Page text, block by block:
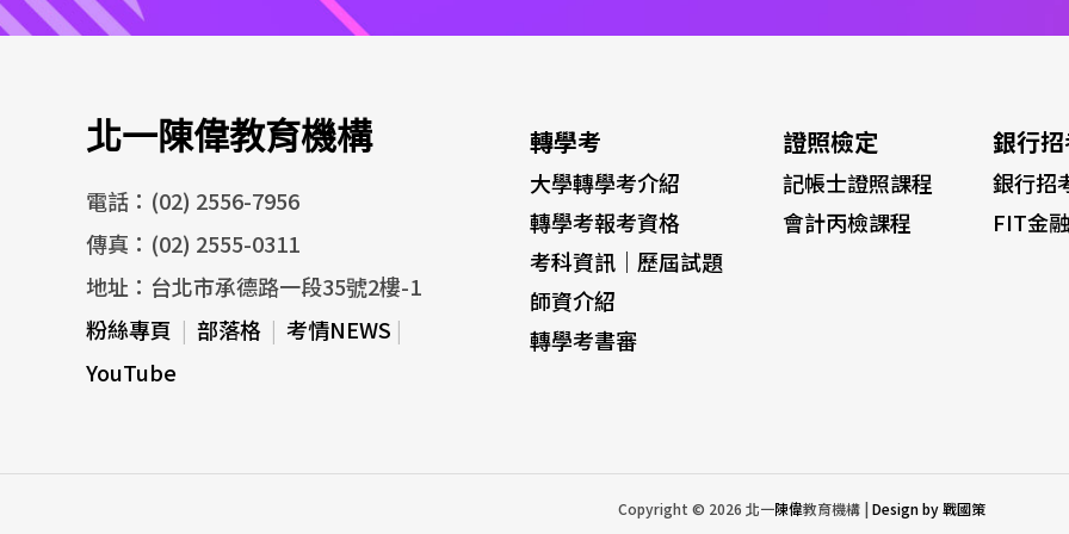
北一陳偉教育機構
電話：(02) 2556-7956
傳真：(02) 2555-0311
地址：台北市承德路一段35號2樓-1
粉絲專頁 | 部落格 | 考情NEWS |
YouTube
轉學考
大學轉學考介紹
轉學考報考資格
考科資訊｜歷屆試題
師資介紹
轉學考書審
證照檢定
記帳士證照課程
會計丙檢課程
銀行
銀行招
FIT金
Copyright © 2026 北一陳偉教育機構 | Design by 戰國策